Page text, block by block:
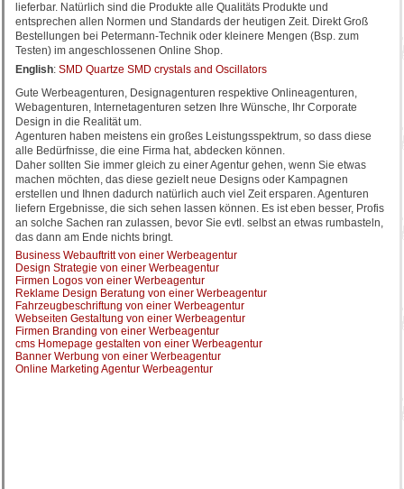
lieferbar. Natürlich sind die Produkte alle Qualitäts Produkte und
entsprechen allen Normen und Standards der heutigen Zeit. Direkt Groß
Bestellungen bei Petermann-Technik oder kleinere Mengen (Bsp. zum
Testen) im angeschlossenen Online Shop.
English: SMD Quartze SMD crystals and Oscillators
Gute Werbeagenturen, Designagenturen respektive Onlineagenturen,
Webagenturen, Internetagenturen setzen Ihre Wünsche, Ihr Corporate
Design in die Realität um.
Agenturen haben meistens ein großes Leistungsspektrum, so dass diese
alle Bedürfnisse, die eine Firma hat, abdecken können.
Daher sollten Sie immer gleich zu einer Agentur gehen, wenn Sie etwas
machen möchten, das diese gezielt neue Designs oder Kampagnen
erstellen und Ihnen dadurch natürlich auch viel Zeit ersparen. Agenturen
liefern Ergebnisse, die sich sehen lassen können. Es ist eben besser, Profis
an solche Sachen ran zulassen, bevor Sie evtl. selbst an etwas rumbasteln,
das dann am Ende nichts bringt.
Business Webauftritt von einer Werbeagentur
Design Strategie von einer Werbeagentur
Firmen Logos von einer Werbeagentur
Reklame Design Beratung von einer Werbeagentur
Fahrzeugbeschriftung von einer Werbeagentur
Webseiten Gestaltung von einer Werbeagentur
Firmen Branding von einer Werbeagentur
cms Homepage gestalten von einer Werbeagentur
Banner Werbung von einer Werbeagentur
Online Marketing Agentur Werbeagentur